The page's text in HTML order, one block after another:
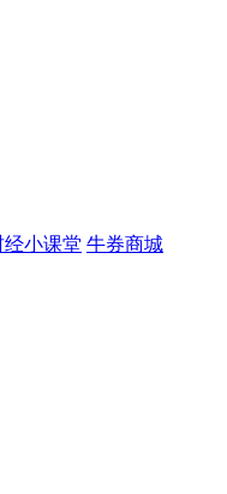
经小课堂 牛券商城